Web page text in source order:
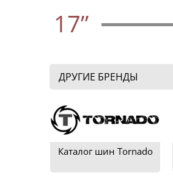
17”
ДРУГИЕ БРЕНДЫ
Каталог шин Tornado